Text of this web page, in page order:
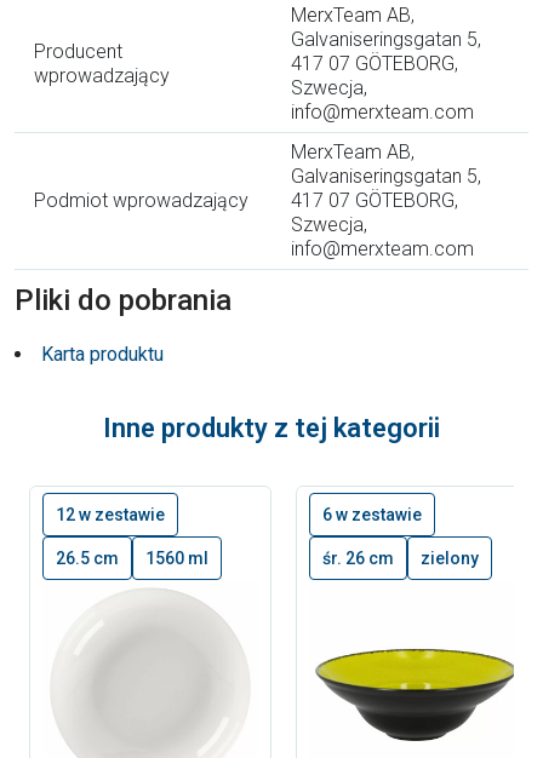
Producent
wprowadzający
MerxTeam AB,
Galvaniseringsgatan 5,
417 07 GÖTEBORG,
Szwecja,
info@merxteam.com
Podmiot wprowadzający
MerxTeam AB,
Galvaniseringsgatan 5,
417 07 GÖTEBORG,
Szwecja,
info@merxteam.com
Pliki do pobrania
Karta produktu
Inne produkty z tej kategorii
12 w zestawie
26.5 cm 1560 ml
6 w zestawie
śr. 26 cm zielony